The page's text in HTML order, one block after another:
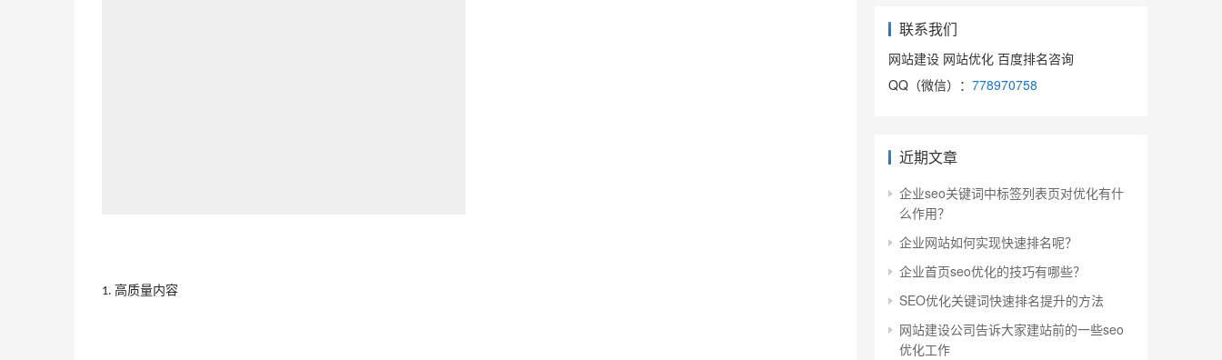
1. 高质量内容
联系我们
网站建设 网站优化 百度排名咨询
QQ（微信）： 778970758
近期文章
企业seo关键词中标签列表页对优化有什
么作用？
企业网站如何实现快速排名呢？
企业首页seo优化的技巧有哪些？
SEO优化关键词快速排名提升的方法
网站建设公司告诉大家建站前的一些seo
优化工作